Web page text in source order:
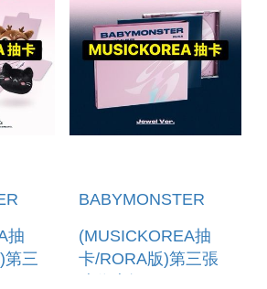
版)
抽
第三
BABYMONSTER
(MUSICKOREA抽
卡/RORA版)第三張